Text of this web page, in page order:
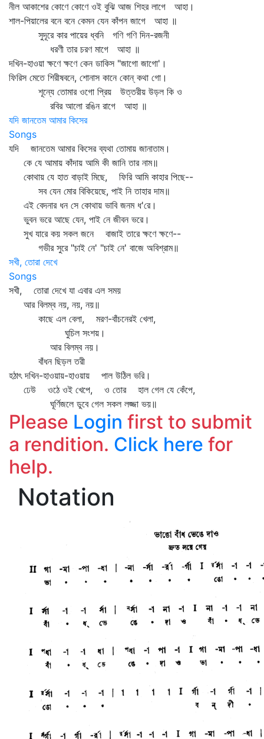
নীল আকাশের কোণে কোণে ওই বুঝি আজ শিহর লাগে আহা।
শাল-পিয়ালের বনে বনে কেমন যেন কাঁপন জাগে আহা ॥
সুদূরে কার পায়ের ধ্বনি গণি গণি দিন-রজনী
ধরণী তার চরণ মাগে আহা ॥
দখিন-হাওয়া ক্ষণে ক্ষণে কেন ডাকিস "জাগো জাগো'।
ফিরিস মেতে শিরীষবনে, শোনাস কানে কোন্‌ কথা গো।
শূন্যে তোমার ওগো প্রিয় উত্তরীয় উড়ল কি ও
রবির আলো রঙিন রাগে আহা ॥
যদি জানতেম আমার কিসের
Songs
যদি জানতেম আমার কিসের ব্যথা তোমায় জানাতাম।
কে যে আমায় কাঁদায় আমি কী জানি তার নাম॥
কোথায় যে হাত বাড়াই মিছে, ফিরি আমি কাহার পিছে--
সব যেন মোর বিকিয়েছে, পাই নি তাহার দাম॥
এই বেদনার ধন সে কোথায় ভাবি জনম ধ'রে।
ভুবন ভরে আছে যেন, পাই নে জীবন ভরে।
সুখ যারে কয় সকল জনে বাজাই তারে ক্ষণে ক্ষণে--
গভীর সুরে "চাই নে' "চাই নে' বাজে অবিশ্রাম॥
সখী, তোরা দেখে
Songs
সখী, তোরা দেখে যা এবার এল সময়
আর বিলম্ব নয়, নয়, নয়॥
কাছে এল বেলা, মরণ-বাঁচনেরই খেলা,
ঘুচিল সংশয়।
আর বিলম্ব নয়।
বাঁধন ছিড়ল তরী
হঠাৎ দখিন-হাওয়ায়-হাওয়ায় পাল উঠিল ভরি।
ঢেউ ওঠে ওই খেপে, ও তোর হাল গেল যে কেঁপে,
ঘূর্ণিজলে ডুবে গেল সকল লজ্জা ভয়॥
Please Login first to submit
a rendition. Click here for
help.
Notation